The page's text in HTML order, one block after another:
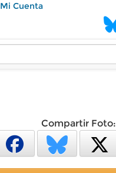
Mi Cuenta
Compartir Foto: